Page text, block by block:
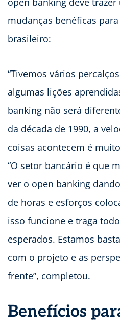
mudanças benéficas
brasileiro:
“Tivemos vários
algumas lições
banking não será
da década de 1990, a
coisas acontecem é
“O setor bancário é que
ver o open banking
de horas e esforços
isso funcione e traga
esperados. Estamos
com o projeto e as
frente”, completou.
Benefícios